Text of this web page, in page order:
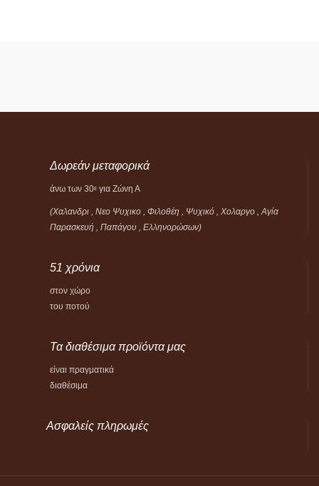
Δωρεάν μεταφορικά
άνω των 30ε για Ζώνη Α
(Χαλανδρι , Νεο Ψυχικο , Φιλοθέη , Ψυχικό , Χολαργο , Αγία
Παρασκευή , Παπάγου , Ελληνορώσων)
51 χρόνια
στον χώρο
του ποτού
Τα διαθέσιμα προϊόντα μας
είναι πραγματικά
διαθέσιμα
Ασφαλείς πληρωμές